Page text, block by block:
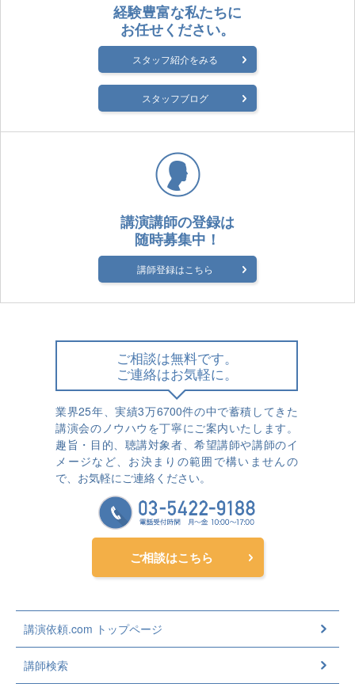
経験豊富な私たちに
お任せください。
スタッフ紹介をみる
スタッフブログ
講演講師の登録は
随時募集中！
講師登録はこちら
ご相談は無料です。
ご連絡はお気軽に。
業界25年、実績3万6700件の中で蓄積してきた
講演会のノウハウを丁寧にご案内いたします。
趣旨・目的、聴講対象者、希望講師や講師のイ
メージなど、お決まりの範囲で構いませんの
で、お気軽にご連絡ください。
ご相談はこちら
講演依頼.com トップページ
講師検索